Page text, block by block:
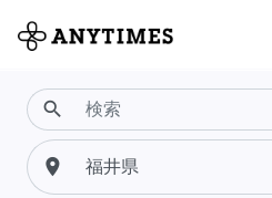
search
place